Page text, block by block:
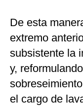
De esta
extremo
subsistente la
y,
el cargo de